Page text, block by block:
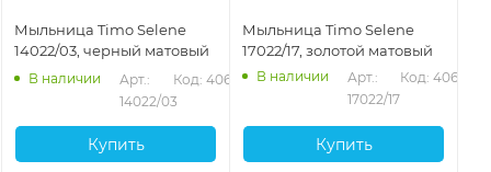
Мыльница Timo Selene
14022/03, черный матовый
В наличии
Арт.:
14022/03
Код: 40653
Купить
Мыльница Timo Selene
17022/17, золотой матовый
В наличии
Арт.:
17022/17
Код: 40654
Купить